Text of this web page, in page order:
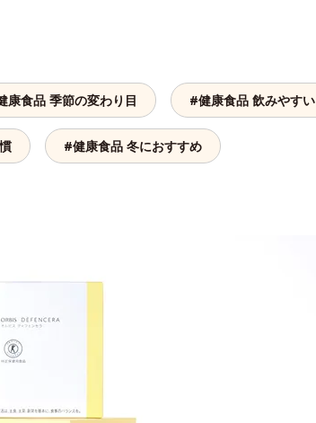
康食品 季節の変わり目 #健康食品 飲みやすい
#健康食品 冬におすすめ